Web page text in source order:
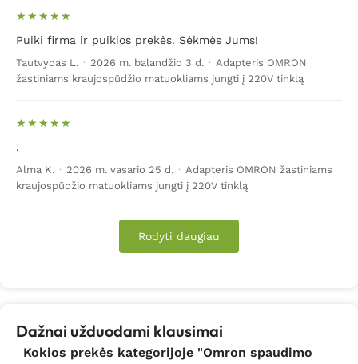
Puiki firma ir puikios prekės. Sėkmės Jums!
Tautvydas L. · 2026 m. balandžio 3 d. · Adapteris OMRON
žastiniams kraujospūdžio matuokliams jungti į 220V tinklą
.
Alma K. · 2026 m. vasario 25 d. · Adapteris OMRON žastiniams
kraujospūdžio matuokliams jungti į 220V tinklą
Rodyti daugiau
Dažnai užduodami klausimai
Kokios prekės kategorijoje "Omron spaudimo